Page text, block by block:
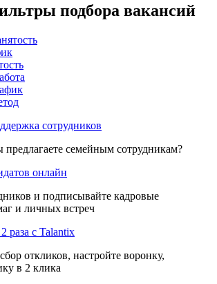
подбора вакансий
сотрудников
предлагаете семейным сотрудникам?
онлайн
и подписывайте кадровые
и личных встреч
раза с Talantix
откликов, настройте воронку,
в 2 клика